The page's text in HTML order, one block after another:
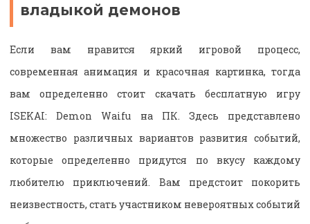
владыкой демонов
Если вам нравится яркий игровой процесс,
современная анимация и красочная картинка, тогда
вам определенно стоит скачать бесплатную игру
ISEKAI: Demon Waifu на ПК. Здесь представлено
множество различных вариантов развития событий,
которые определенно придутся по вкусу каждому
любителю приключений. Вам предстоит покорить
неизвестность, стать участником невероятных событий